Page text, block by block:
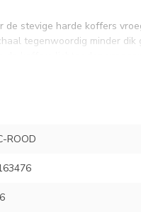
stevige harde koffers
tegenwoordig minder dik
INHOUD 95
ROOD